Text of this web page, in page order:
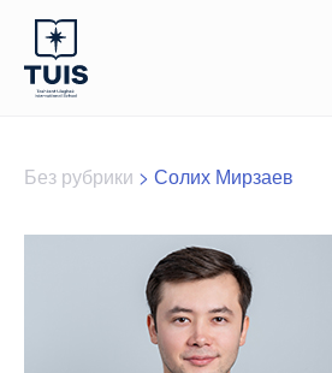
Без рубрики > Солих Мирзаев